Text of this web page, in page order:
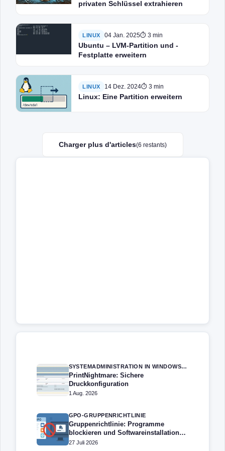
privaten Schlüssel extrahieren
LINUX 04 Jan. 2025⏱ 3 min
Ubuntu – LVM-Partition und -
Festplatte erweitern
LINUX 14 Dez. 2024⏱ 3 min
Linux: Eine Partition erweitern
Charger plus d'articles(6 restants)
SYSTEMADMINISTRATION IN WINDOWS SERVER
PrintNightmare: Sichere
Druckkonfiguration
1 Aug. 2026
GPO-GRUPPENRICHTLINIE
Gruppenrichtlinie: Programme
blockieren und Softwareinstallation
verhindern – Softwarebeschränkung
27 Juli 2026